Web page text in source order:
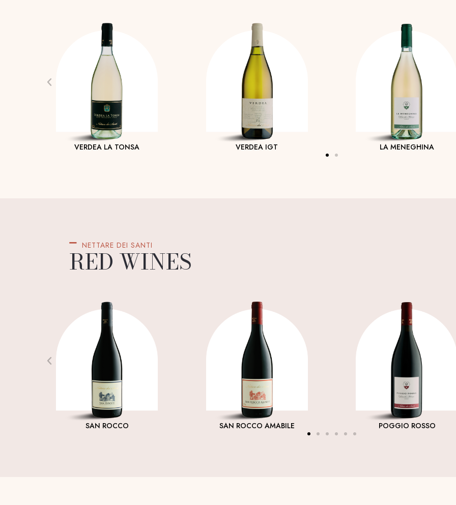
VERDEA LA TONSA VERDEA IGT LA MENEGHINA
NETTARE DEI SANTI
RED WINES
SAN ROCCO SAN ROCCO AMABILE POGGIO ROSSO